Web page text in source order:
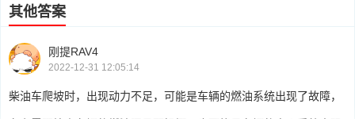
其他答案
刚提RAV4
2022-12-31 12:05:14
柴油车爬坡时，出现动力不足，可能是车辆的燃油系统出现了故障，